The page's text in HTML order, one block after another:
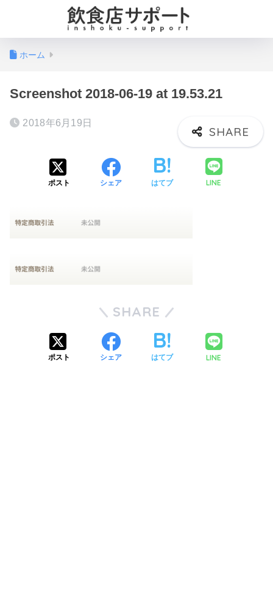
ホーム
Screenshot 2018-06-19 at 19.53.21
2018年6月19日
ポスト シェア はてブ LINE
SHARE
ポスト シェア はてブ LINE